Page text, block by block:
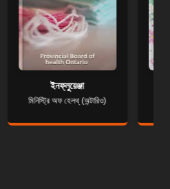
ইনফ্লুয়েঞ্জা
মিনিস্ট্রি অফ হেলথ্ (অন্টারিও)